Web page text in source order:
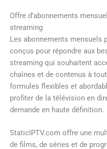
Offre d’abonnements
streaming
Les abonnements mensuels
conçus pour répondre aux
streaming qui souhaitent
chaînes et de contenus à
formules flexibles et
profiter de la télévision en
demande en haute définition.
StaticIPTV.com offre une
de films, de séries et de